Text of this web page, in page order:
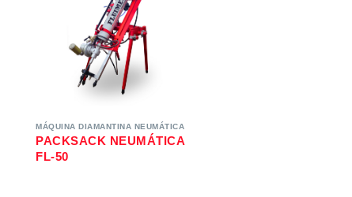
MÁQUINA DIAMANTINA NEUMÁTICA
PACKSACK NEUMÁTICA
FL-50